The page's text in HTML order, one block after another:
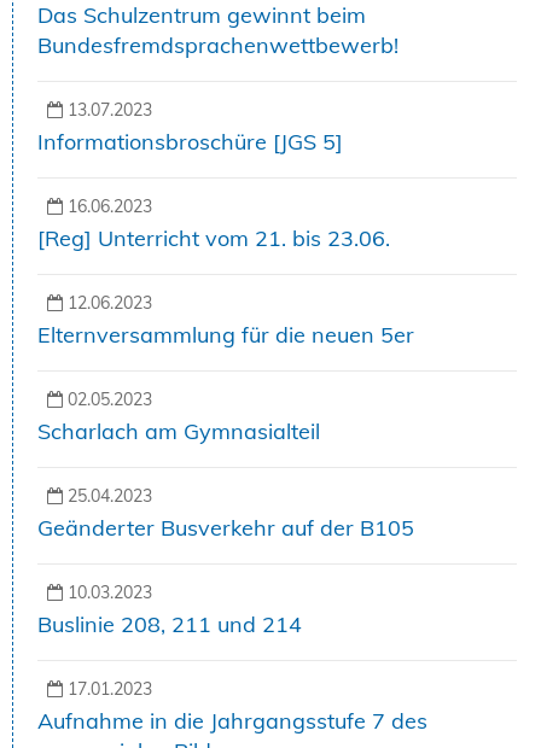
Das Schulzentrum gewinnt beim
Bundesfremdsprachenwettbewerb!
13.07.2023
Informationsbroschüre [JGS 5]
16.06.2023
[Reg] Unterricht vom 21. bis 23.06.
12.06.2023
Elternversammlung für die neuen 5er
02.05.2023
Scharlach am Gymnasialteil
25.04.2023
Geänderter Busverkehr auf der B105
10.03.2023
Buslinie 208, 211 und 214
17.01.2023
Aufnahme in die Jahrgangsstufe 7 des